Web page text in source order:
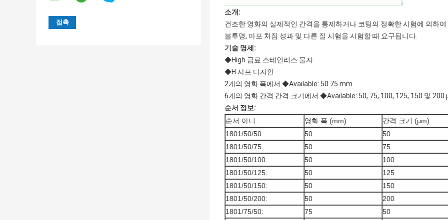
소개:
건조한 영화의 실제적인 간격을 통제하거나 코팅의 정확한 시험에 의하
불투명, 마포 처짐 성과 및 다른 질 시험을 시험할 때 요구됩니다.
기술 명세:
◆High 급료 스테인리스 물자
◆H 샤프 디자인
2개의 영화 폭에서 ◆Available: 50 75 mm
6개의 영화 간격 간격 크기에서 ◆Available: 50, 75, 100, 125, 150 및 200
순서 정보:
순서 아니.
영화 폭 (mm)
간격 크기 (μm)
1801/50/50:
50
50
1801/50/75:
50
75
1801/50/100:
50
100
1801/50/125:
50
125
1801/50/150:
50
150
1801/50/200:
50
200
1801/75/50:
75
50